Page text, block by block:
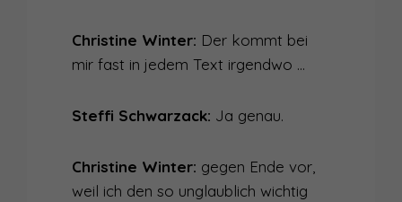
Christine Winter: Der kommt bei
mir fast in jedem Text irgendwo …
Steffi Schwarzack: Ja genau.
Christine Winter: gegen Ende vor,
weil ich den so unglaublich wichtig